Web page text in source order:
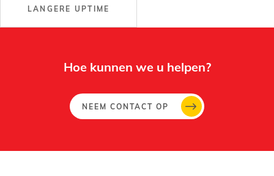
LANGERE UPTIME
Hoe kunnen we u helpen?
NEEM CONTACT OP